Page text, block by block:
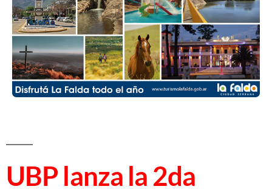
UBP lanza la 2da